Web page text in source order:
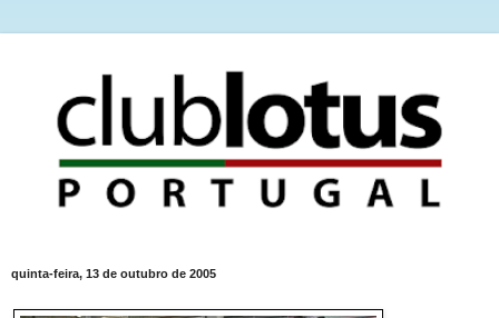
quinta-feira, 13 de outubro de 2005